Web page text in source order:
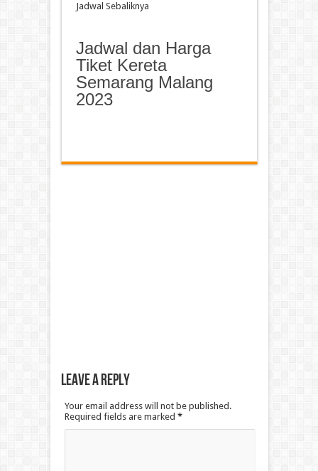
Jadwal Sebaliknya
Jadwal dan Harga
Tiket Kereta
Semarang Malang
2023
Leave a Reply
Your email address will not be published.
Required fields are marked *